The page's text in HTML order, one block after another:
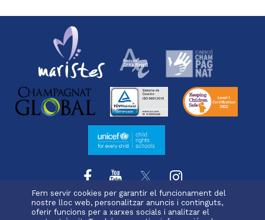
Fem servir cookies per garantir el funcionament del
nostre lloc web, personalitzar anuncis i continguts,
oferir funcions per a xarxes socials i analitzar el
L'escola Projecte educatiu Oferta educativa